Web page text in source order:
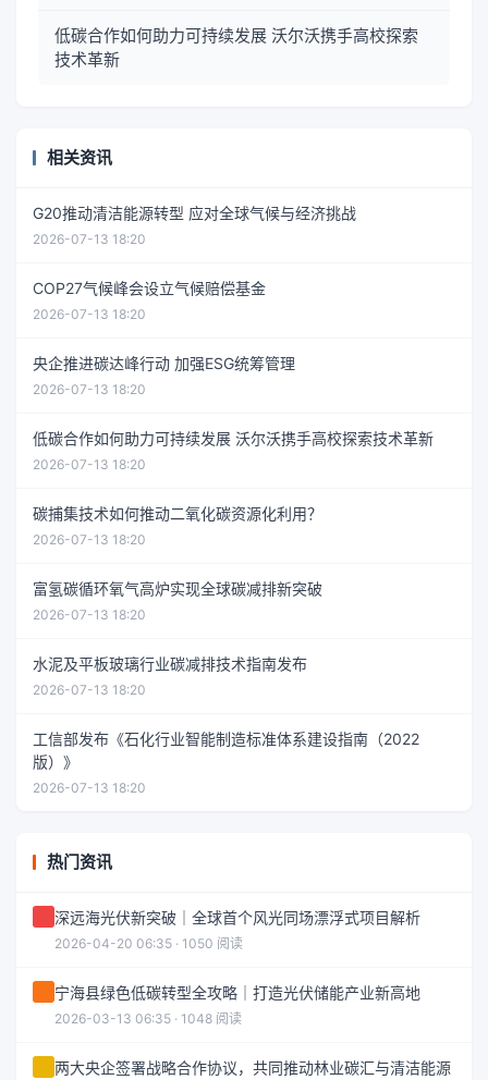
低碳合作如何助力可持续发展 沃尔沃携手高校探索
技术革新
相关资讯
G20推动清洁能源转型 应对全球气候与经济挑战
2026-07-13 18:20
COP27气候峰会设立气候赔偿基金
2026-07-13 18:20
央企推进碳达峰行动 加强ESG统筹管理
2026-07-13 18:20
低碳合作如何助力可持续发展 沃尔沃携手高校探索技术革新
2026-07-13 18:20
碳捕集技术如何推动二氧化碳资源化利用？
2026-07-13 18:20
富氢碳循环氧气高炉实现全球碳减排新突破
2026-07-13 18:20
水泥及平板玻璃行业碳减排技术指南发布
2026-07-13 18:20
工信部发布《石化行业智能制造标准体系建设指南（2022
版）》
2026-07-13 18:20
热门资讯
深远海光伏新突破｜全球首个风光同场漂浮式项目解析
2026-04-20 06:35 · 1050 阅读
宁海县绿色低碳转型全攻略｜打造光伏储能产业新高地
2026-03-13 06:35 · 1048 阅读
两大央企签署战略合作协议，共同推动林业碳汇与清洁能源